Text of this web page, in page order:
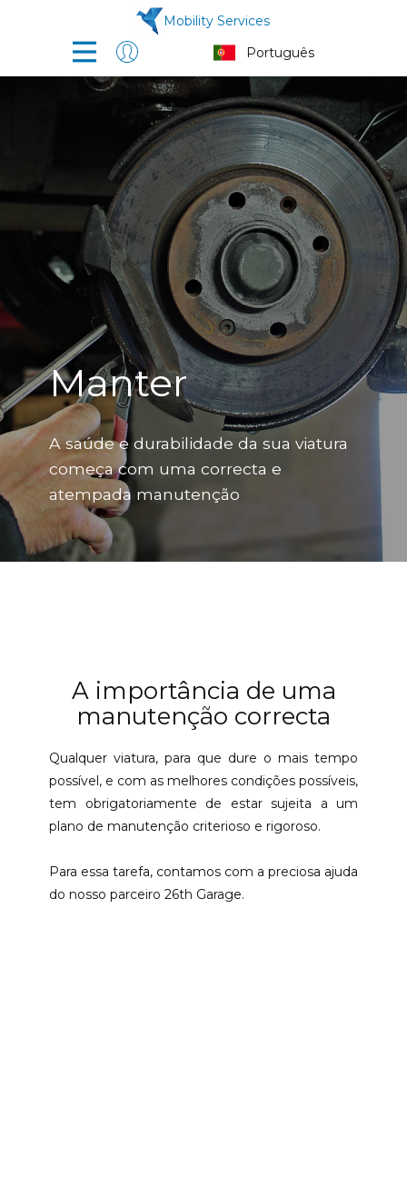
Mobility Services
Manter
A saúde e durabilidade da sua viatura
começa com uma correcta e
atempada manutenção
A importância de uma
manutenção correcta
Qualquer viatura, para que dure o mais tempo
possível, e com as melhores condições possíveis,
tem obrigatoriamente de estar sujeita a um
plano de manutenção criterioso e rigoroso.
Para essa tarefa, contamos com a preciosa ajuda
do nosso parceiro 26th Garage.